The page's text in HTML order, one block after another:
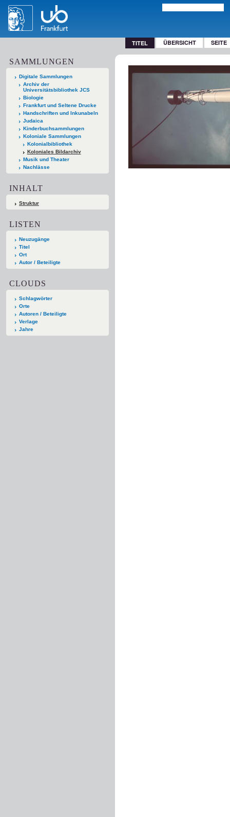
TITEL ÜBERSICHT SEITE
SAMMLUNGEN
Digitale Sammlungen
Archiv der
Universitätsbibliothek JCS
Biologie
Frankfurt und Seltene Drucke
Handschriften und Inkunabeln
Judaica
Kinderbuchsammlungen
Koloniale Sammlungen
Kolonialbibliothek
Koloniales Bildarchiv
Musik und Theater
Nachlässe
INHALT
Struktur
LISTEN
Neuzugänge
Titel
Ort
Autor / Beteiligte
CLOUDS
Schlagwörter
Orte
Autoren / Beteiligte
Verlage
Jahre